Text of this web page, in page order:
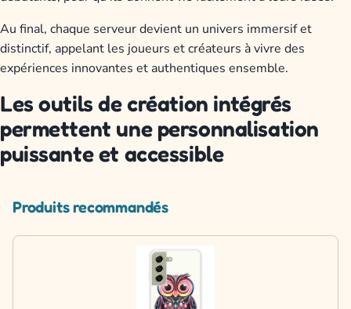
Au final, chaque serveur devient un univers immersif et
distinctif, appelant les joueurs et créateurs à vivre des
expériences innovantes et authentiques ensemble.
Les outils de création intégrés
permettent une personnalisation
puissante et accessible
Produits recommandés